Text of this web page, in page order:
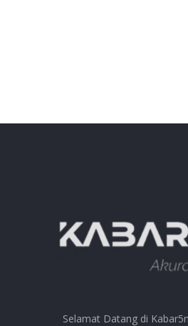
Selamat Datang di